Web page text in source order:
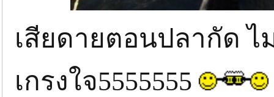
เสียดายตอนปลากัด ไ
เกรงใจ5555555